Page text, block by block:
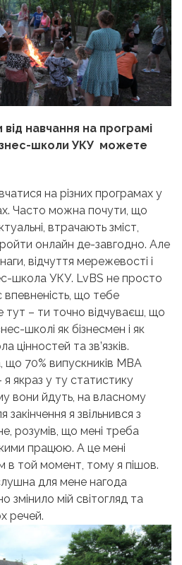
навчання на програмі
школи УКУ можете
на різних програмах у
Часто можна почути, що
втрачають зміст,
онлайн де-завгодно. Але
відчуття мережевості і
школа УКУ. LvBS не просто
що тебе
тут – ти точно відчуваєш, що
школі як бізнесмен і як
цінностей та зв’язків.
що 70% випускників МВА
я якраз у ту статистику
вони йдуть, на власному
закінчення я звільнився з
розумів, що мені треба
працюю. А це мені
в той момент, тому я пішов.
для мене нагода
змінило мій світогляд та
речей.